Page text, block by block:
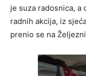
je suza radosnica, a
radnih akcija, iz
prenio se na